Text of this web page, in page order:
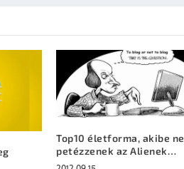
Top10 életforma, akibe ne
petézzenek az Alienek…